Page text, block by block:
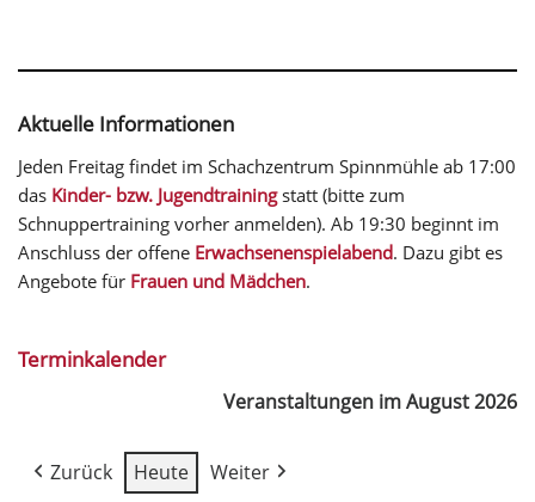
Aktuelle Informationen
Jeden Freitag findet im Schachzentrum Spinnmühle ab 17:00
das Kinder- bzw. Jugendtrainingstatt (bitte zum
Schnuppertraining vorher anmelden). Ab 19:30 beginnt im
Anschluss der offene Erwachsenenspielabend. Dazu gibt es
Angebote für Frauen und Mädchen.
Terminkalender
Veranstaltungen im August 2026
Zurück Heute
Weiter